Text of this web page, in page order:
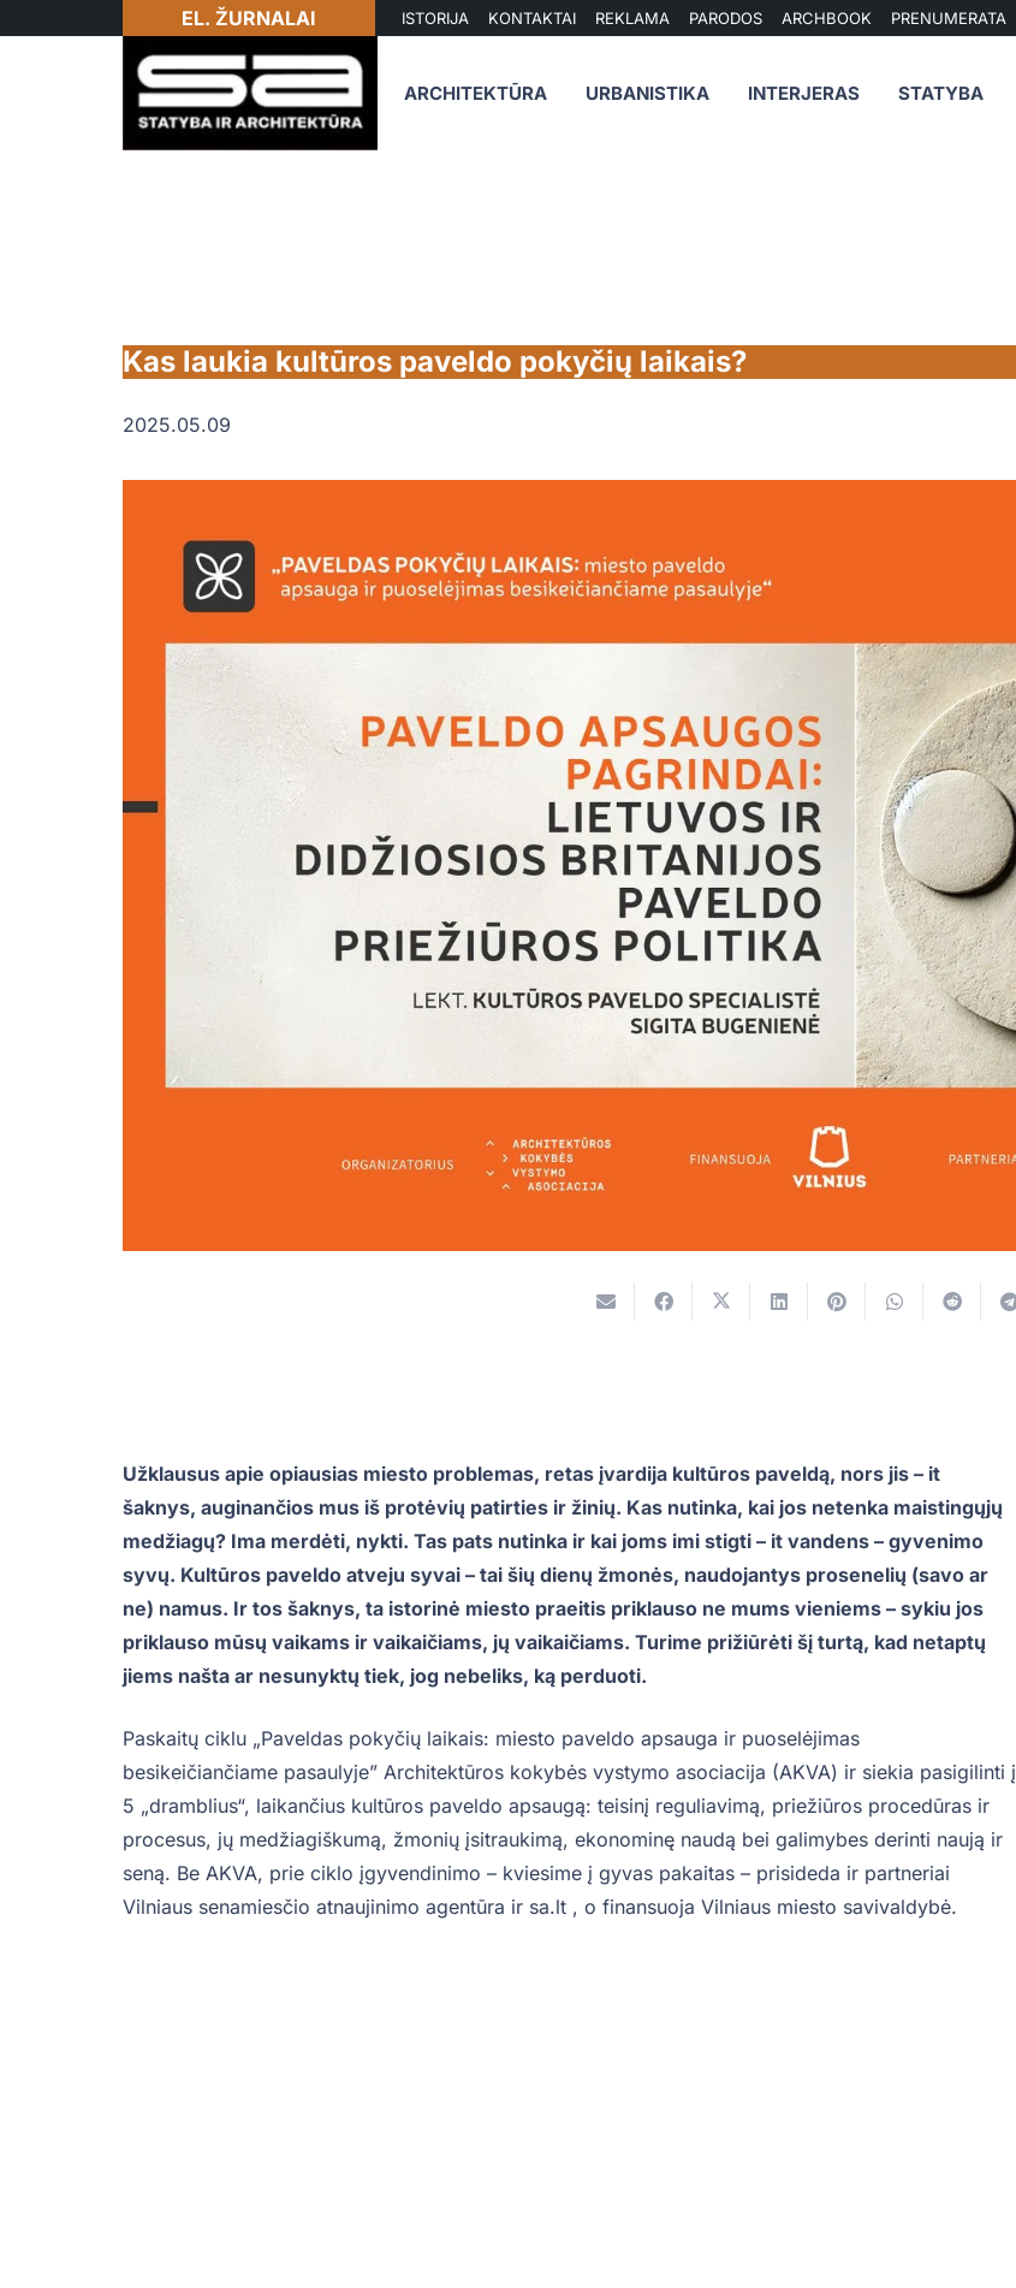
EL. ŽURNALAI ISTORIJA KONTAKTAI REKLAMA PARODOS ARCHBOOK PRENUMERATA
ARCHITEKTŪRA URBANISTIKA INTERJERAS STATYBA
Kas laukia kultūros paveldo pokyčių laikais?
2025.05.09
Užklausus apie opiausias miesto problemas, retas įvardija kultūros paveldą, nors jis – it
šaknys, auginančios mus iš protėvių patirties ir žinių. Kas nutinka, kai jos netenka maistingųjų
medžiagų? Ima merdėti, nykti. Tas pats nutinka ir kai joms imi stigti – it vandens – gyvenimo
syvų. Kultūros paveldo atveju syvai – tai šių dienų žmonės, naudojantys prosenelių (savo ar
ne) namus. Ir tos šaknys, ta istorinė miesto praeitis priklauso ne mums vieniems – sykiu jos
priklauso mūsų vaikams ir vaikaičiams, jų vaikaičiams. Turime prižiūrėti šį turtą, kad netaptų
jiems našta ar nesunyktų tiek, jog nebeliks, ką perduoti.
Paskaitų ciklu „Paveldas pokyčių laikais: miesto paveldo apsauga ir puoselėjimas
besikeičiančiame pasaulyje” Architektūros kokybės vystymo asociacija (AKVA) ir siekia pasigilinti į
5 „dramblius“, laikančius kultūros paveldo apsaugą: teisinį reguliavimą, priežiūros procedūras ir
procesus, jų medžiagiškumą, žmonių įsitraukimą, ekonominę naudą bei galimybes derinti naują ir
seną. Be AKVA, prie ciklo įgyvendinimo – kviesime į gyvas pakaitas – prisideda ir partneriai
Vilniaus senamiesčio atnaujinimo agentūra ir sa.lt , o finansuoja Vilniaus miesto savivaldybė.